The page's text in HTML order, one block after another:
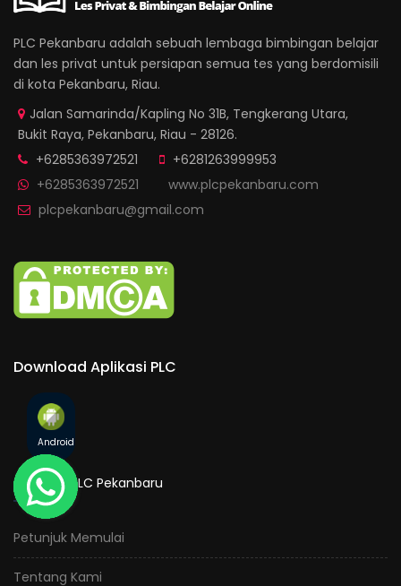
PLC Pekanbaru adalah sebuah lembaga bimbingan belajar
dan les privat untuk persiapan semua tes yang berdomisili
di kota Pekanbaru, Riau.
Jalan Samarinda/Kapling No 31B, Tengkerang Utara,
Bukit Raya, Pekanbaru, Riau - 28126.
+6285363972521
+6281263999953
+6285363972521
www.plcpekanbaru.com
plcpekanbaru@gmail.com
Download Aplikasi PLC
Android
Tentang PLC Pekanbaru
Petunjuk Memulai
Tentang Kami